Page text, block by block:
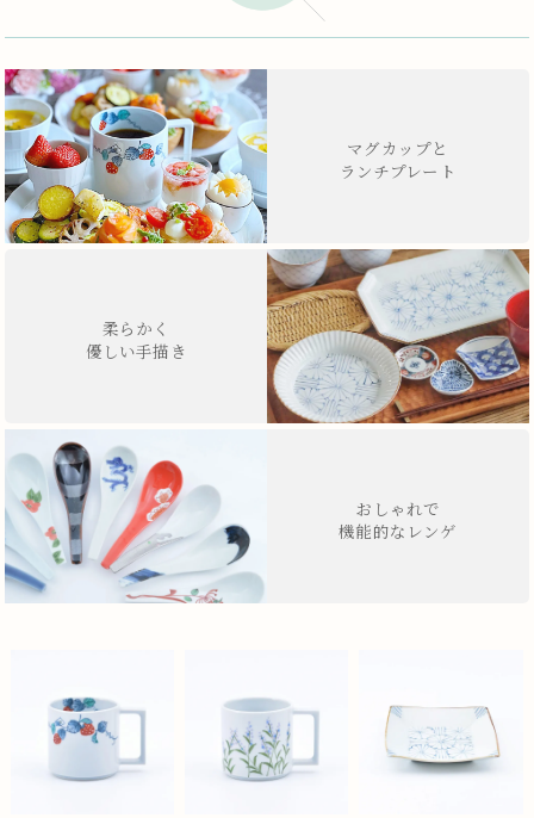
マグカップと
ランチプレート
柔らかく
優しい手描き
おしゃれで
機能的なレンゲ